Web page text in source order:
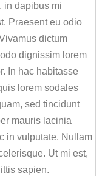
in dapibus mi
Praesent eu odio
dictum
dignissim lorem
In hac habitasse
lorem sodales
sed tincidunt
mauris lacinia
in vulputate. Nullam
Ut mi est,
sapien.